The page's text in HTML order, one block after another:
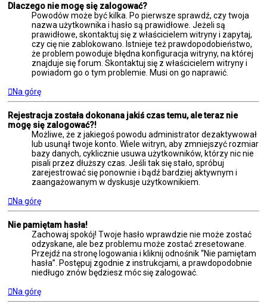
Dlaczego nie mogę się zalogować?
Powodów może być kilka. Po pierwsze sprawdź, czy twoja
nazwa użytkownika i hasło są prawidłowe. Jeżeli są
prawidłowe, skontaktuj się z właścicielem witryny i zapytaj,
czy cię nie zablokowano. Istnieje też prawdopodobieństwo,
że problem powoduje błędna konfiguracja witryny, na której
znajduje się forum. Skontaktuj się z właścicielem witryny i
powiadom go o tym problemie. Musi on go naprawić.
Na górę
Rejestracja została dokonana jakiś czas temu, ale teraz nie
mogę się zalogować?!
Możliwe, że z jakiegoś powodu administrator dezaktywował
lub usunął twoje konto. Wiele witryn, aby zmniejszyć rozmiar
bazy danych, cyklicznie usuwa użytkowników, którzy nic nie
pisali przez dłuższy czas. Jeśli tak się stało, spróbuj
zarejestrować się ponownie i bądź bardziej aktywnym i
zaangażowanym w dyskusje użytkownikiem.
Na górę
Nie pamiętam hasła!
Zachowaj spokój! Twoje hasło wprawdzie nie może zostać
odzyskane, ale bez problemu może zostać zresetowane.
Przejdź na stronę logowania i kliknij odnośnik “Nie pamiętam
hasła”. Postępuj zgodnie z instrukcjami, a prawdopodobnie
niedługo znów będziesz móc się zalogować.
Na górę